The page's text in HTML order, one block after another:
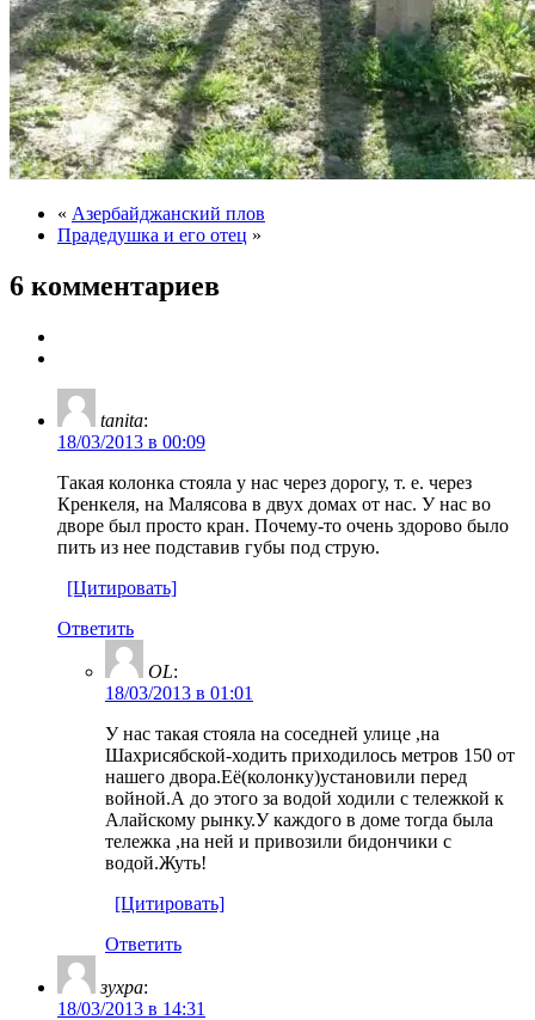
« Азербайджанский плов
Прадедушка и его отец »
6 комментариев
tanita:
18/03/2013 в 00:09
Такая колонка стояла у нас через дорогу, т. е. через
Кренкеля, на Малясова в двух домах от нас. У нас во
дворе был просто кран. Почему-то очень здорово было
пить из нее подставив губы под струю.
[Цитировать]
Ответить
OL:
18/03/2013 в 01:01
У нас такая стояла на соседней улице ,на
Шахрисябской-ходить приходилось метров 150 от
нашего двора.Её(колонку)установили перед
войной.А до этого за водой ходили с тележкой к
Алайскому рынку.У каждого в доме тогда была
тележка ,на ней и привозили бидончики с
водой.Жуть!
[Цитировать]
Ответить
зухра:
18/03/2013 в 14:31